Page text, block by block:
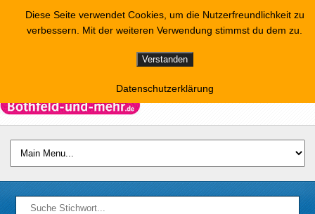
Diese Seite verwendet Cookies, um die Nutzerfreundlichkeit zu
verbessern. Mit der weiteren Verwendung stimmst du dem zu.
Verstanden
Datenschutzerklärung